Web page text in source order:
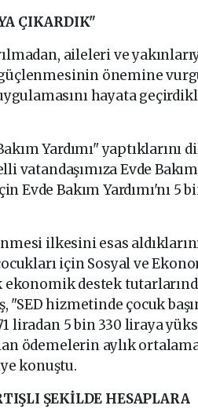
ÇIKARDIK"
aileleri ve
önemine
hayata
Yardımı" yaptıklarını
Evde Bakım
Evde Bakım Yardımı'nı 5
ilkesini esas
için Sosyal ve
destek
hizmetinde çocuk
liradan 5 bin 330 liraya
ödemelerin aylık
konuştu.
ŞEKİLDE HESAPLARA